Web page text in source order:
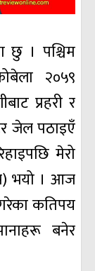
छु । पश्चिम
२०५९
प्रहरी र
जेल पठाइएँ
मेरो
भयो । आज
कतिपय
बनेर